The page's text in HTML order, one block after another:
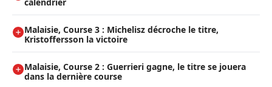
Malaisie, Course 3 : Michelisz décroche le titre,
Kristoffersson la victoire
Malaisie, Course 2 : Guerrieri gagne, le titre se jouera
dans la dernière course